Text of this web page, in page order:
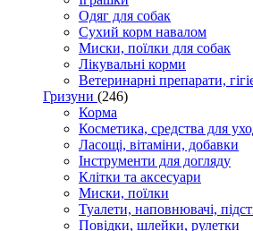
Одяг для собак
Сухий корм навалом
Миски, поїлки для собак
Лікувальні корми
Ветеринарні препарати,
Гризуни (246)
Корма
Косметика, средства для
Ласощі, вітаміни, добавки
Інструменти для догляду
Клітки та аксесуари
Миски, поїлки
Туалети, наповнювачі,
Повідки, шлейки, рулетки